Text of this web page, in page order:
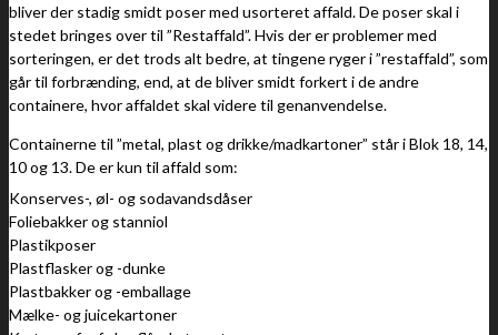
bliver der stadig smidt poser med usorteret affald. De poser skal i
stedet bringes over til ”Restaffald”. Hvis der er problemer med
sorteringen, er det trods alt bedre, at tingene ryger i ”restaffald”, som
går til forbrænding, end, at de bliver smidt forkert i de andre
containere, hvor affaldet skal videre til genanvendelse.
Containerne til ”metal, plast og drikke/madkartoner” står i Blok 18, 14,
10 og 13. De er kun til affald som:
Konserves-, øl- og sodavandsdåser
Foliebakker og stanniol
Plastikposer
Plastflasker og -dunke
Plastbakker og -emballage
Mælke- og juicekartoner